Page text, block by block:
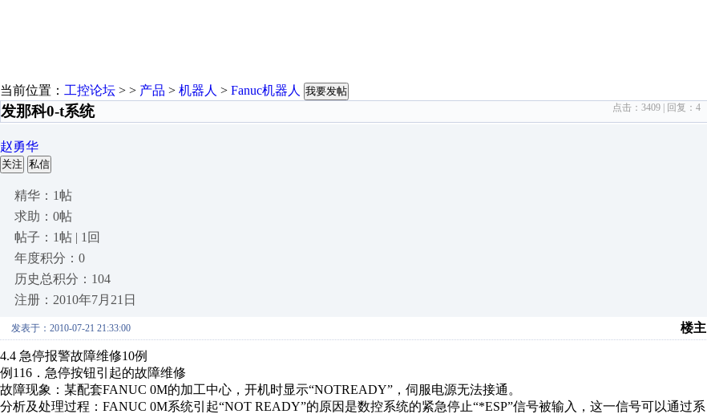
当前位置： 工控论坛 > > 产品 > 机器人 > Fanuc机器人 我要发帖
发那科0-t系统 点击： 3409 | 回复： 4
赵勇华
关注 私信
精华：1帖
求助：0帖
帖子：1帖 | 1回
年度积分：0
历史总积分：104
注册：2010年7月21日
发表于：2010-07-21 21:33:00 楼主
4.4 急停报警故障维修10例
例116．急停按钮引起的故障维修
故障现象：某配套FANUC 0M的加工中心，开机时显示“NOTREADY”，伺服电源无法接通。
分析及处理过程：FANUC 0M系统引起“NOT READY”的原因是数控系统的紧急停止“*ESP”信号被输入，这一信号可以通过系